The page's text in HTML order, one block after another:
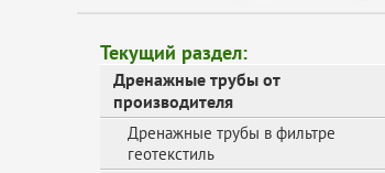
Текущий раздел:
Дренажные трубы от
производителя
Дренажные трубы в фильтре
геотекстиль